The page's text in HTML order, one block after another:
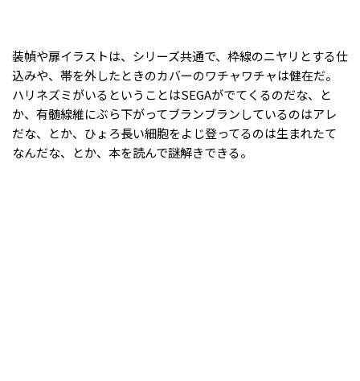
装幀や扉イラストは、シリーズ共通で、枠線のニヤリとする仕
込みや、帯を外したときのカバーのワチャワチャは健在だ。
ハリネズミがいるということはSEGAがでてくるのだな、と
か、有髄線維にぶら下がってブランブランしているのはアレ
だな、とか、ひょろ長い細胞をよじ登ってるのは生まれたて
なんだな、とか、本を読んで謎解きできる。